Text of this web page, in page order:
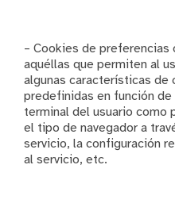
– Cookies de preferencias
aquéllas que permiten al
algunas características de
predefinidas en función
terminal del usuario como
el tipo de navegador a
servicio, la configuración
al servicio, etc.